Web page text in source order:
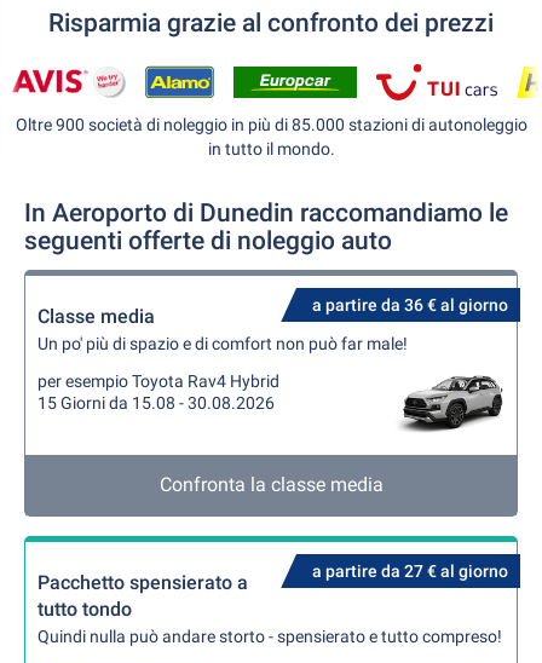
Risparmia grazie al confronto dei prezzi
Oltre 900 società di noleggio in più di 85.000 stazioni di autonoleggio
in tutto il mondo.
In Aeroporto di Dunedin raccomandiamo le
seguenti offerte di noleggio auto
a partire da 36 € al giorno
Classe media
Un po' più di spazio e di comfort non può far male!
per esempio Toyota Rav4 Hybrid
15 Giorni da 15.08 - 30.08.2026
Confronta la classe media
a partire da 27 € al giorno
Pacchetto spensierato a
tutto tondo
Quindi nulla può andare storto - spensierato e tutto compreso!